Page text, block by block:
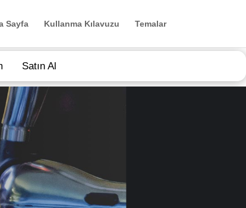
Sayfa Kullanma Kılavuzu Temalar
Satın Al